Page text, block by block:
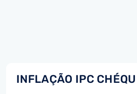
INFLAÇÃO IPC